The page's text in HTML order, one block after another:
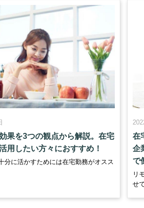
果を3つの観点から解説。在宅
用したい方々におすすめ！
分に活かすためには在宅勤務がオスス
在
企
で
リ
せ